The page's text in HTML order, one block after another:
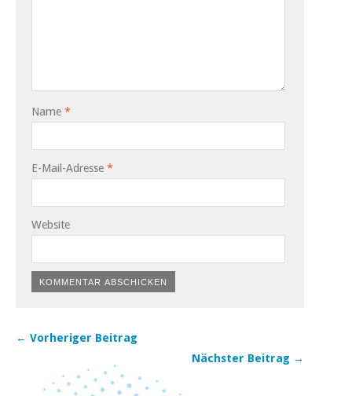
Name *
E-Mail-Adresse *
Website
← Vorheriger Beitrag
Nächster Beitrag →